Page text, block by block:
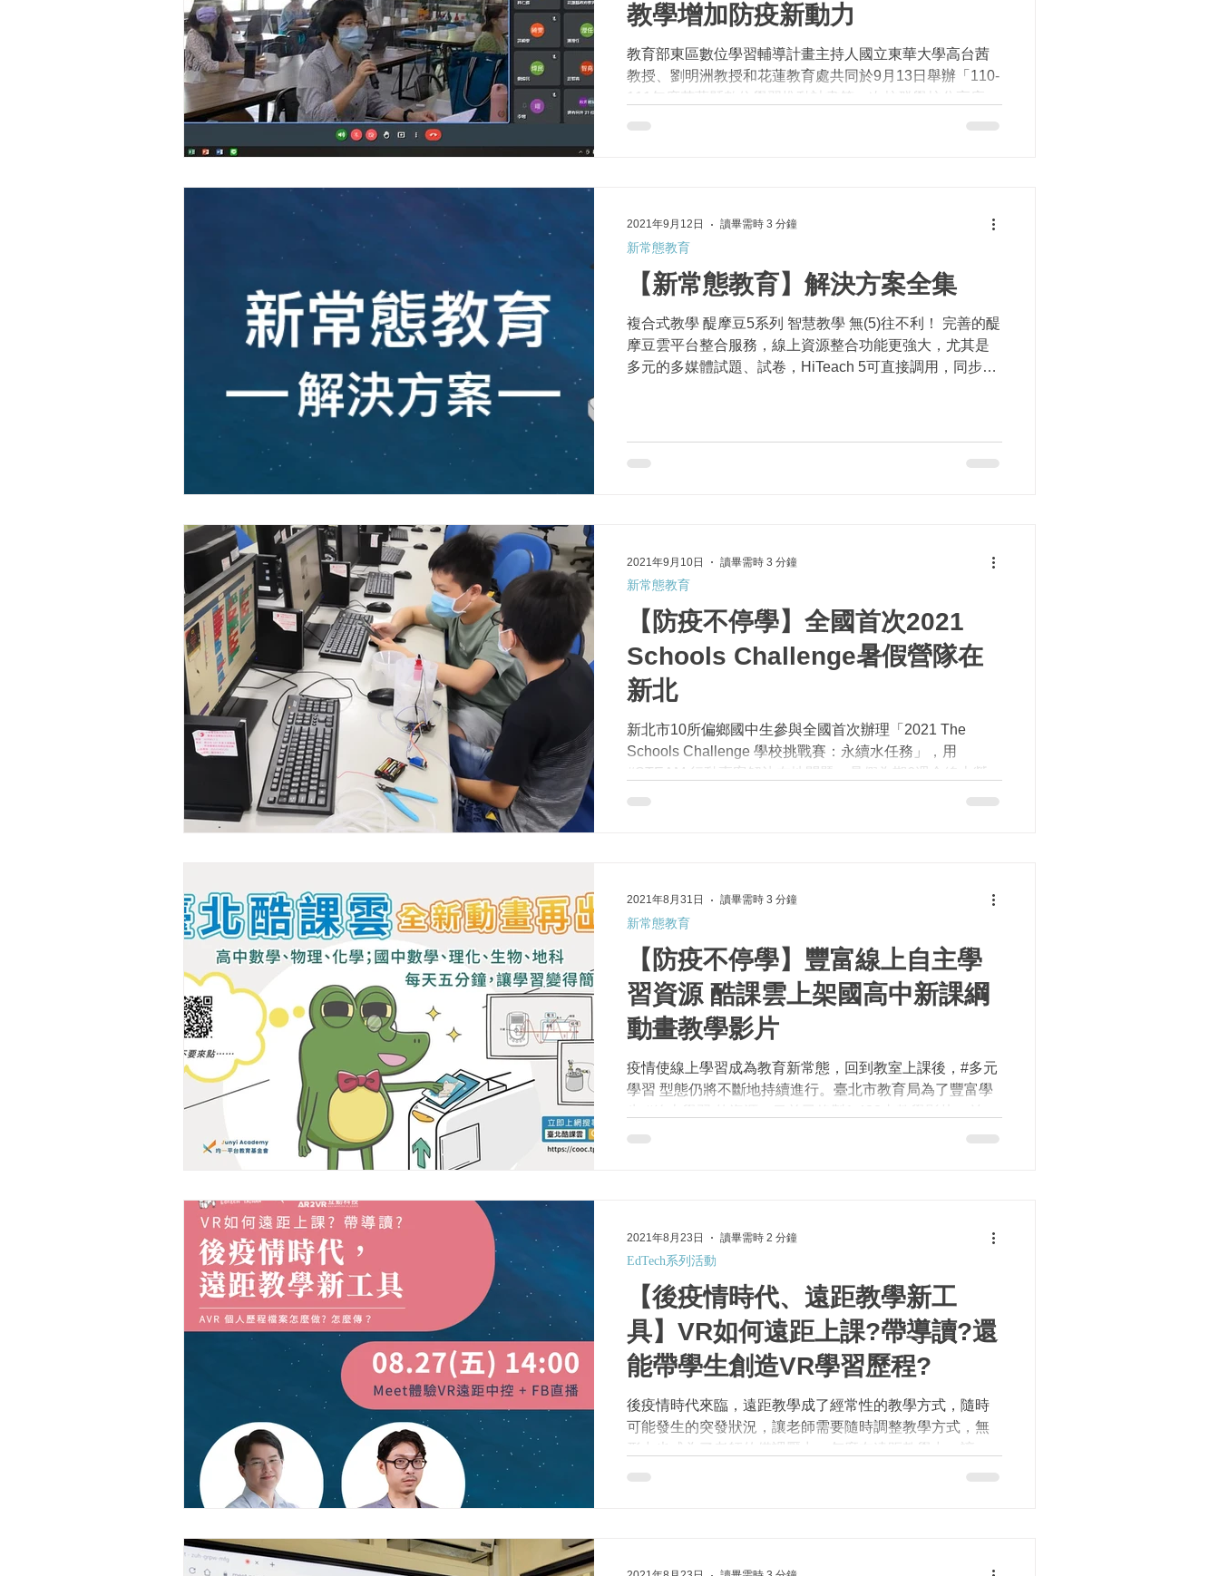
教學增加防疫新動力
教育部東區數位學習輔導計畫主持人國立東華大學高台茜
教授、劉明洲教授和花蓮教育處共同於9月13日舉辦「110-
111年度花蓮縣數位學習推動計畫第一次校群學校分享座談
會」。座談會採用實體8校與線上28校的混成方式，在花蓮
【新常態教育】解決方案全集
複合式教學 醍摩豆5系列 智慧教學 無(5)往不利！ 完善的醍
摩豆雲平台整合服務，線上資源整合功能更強大，尤其是
多元的多媒體試題、試卷，HiTeach 5可直接調用，同步測
新常態教育
2021年9月12日 讀畢需時 3 分鐘
【防疫不停學】全國首次2021
Schools Challenge暑假營隊在
新北
新北市10所偏鄉國中生參與全國首次辦理「2021 The
Schools Challenge 學校挑戰賽：永續水任務」，用
#STEAM 行動專案解決在地問題。暑假為期6週全線上營
隊，由新北市教育局與美商摩根大通集團(J.P.Morgan)及人
新常態教育
2021年9月10日 讀畢需時 3 分鐘
【防疫不停學】豐富線上自主學
習資源 酷課雲上架國高中新課綱
動畫教學影片
疫情使線上學習成為教育新常態，回到教室上課後，#多元
學習 型態仍將不斷地持續進行。臺北市教育局為了豐富學
訂於110年12月年底前在臺北酷課雲平臺推出2,206部課程
新常態教育
2021年8月31日 讀畢需時 3 分鐘
【後疫情時代、遠距教學新工
具】VR如何遠距上課?帶導讀?還
能帶學生創造VR學習歷程?
後疫情時代來臨，遠距教學成了經常性的教學方式，隨時
可能發生的突發狀況，讓老師需要隨時調整教學方式，無
形中也成為了老師的備課壓力。怎麼在遠距教學中，讓學
生自主學習？如何掌握學生學習狀況？減少老師教學負
EdTech系列活動
2021年8月23日 讀畢需時 2 分鐘